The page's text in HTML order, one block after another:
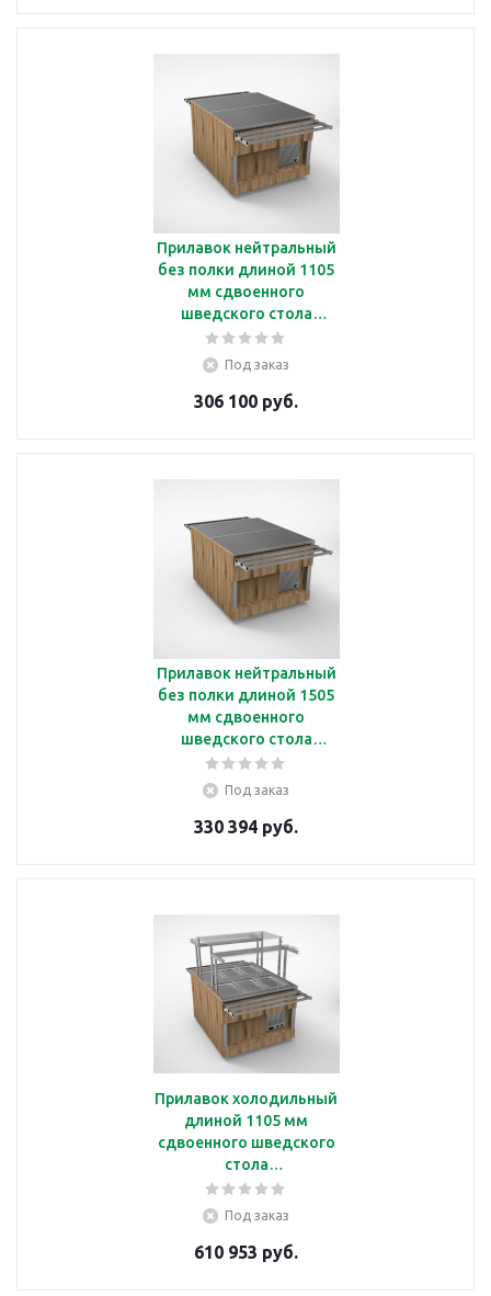
Прилавок нейтральный
без полки длиной 1105
мм сдвоенного
шведского стола
Челябторгтехника
RN42А2 В
Под заказ
306 100 руб.
Прилавок нейтральный
без полки длиной 1505
мм сдвоенного
шведского стола
Челябторгтехника
RN43А2 В
Под заказ
330 394 руб.
Прилавок холодильный
длиной 1105 мм
сдвоенного шведского
стола
Челябторгтехника
RС42А2
Под заказ
610 953 руб.